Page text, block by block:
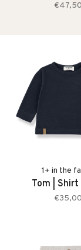
€47,50
1+ in the
Tom | Shirt
€35,00